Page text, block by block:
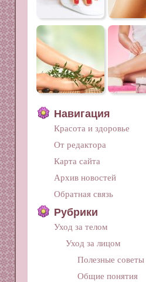
Навигация
Красота и здоровье
От редактора
Карта сайта
Архив новостей
Обратная связь
Рубрики
Уход за телом
Уход за лицом
Полезные советы
Общие понятия